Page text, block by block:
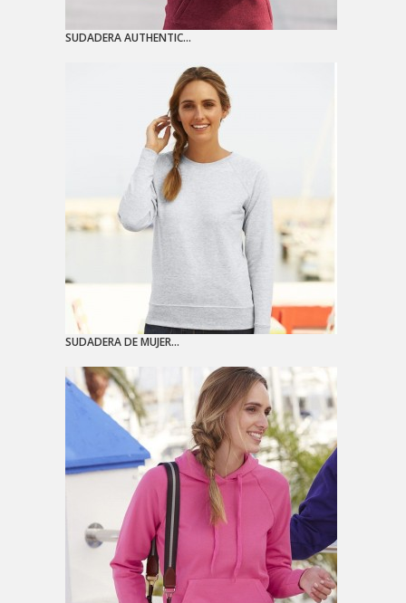
SUDADERA AUTHENTIC...
SUDADERA DE MUJER...